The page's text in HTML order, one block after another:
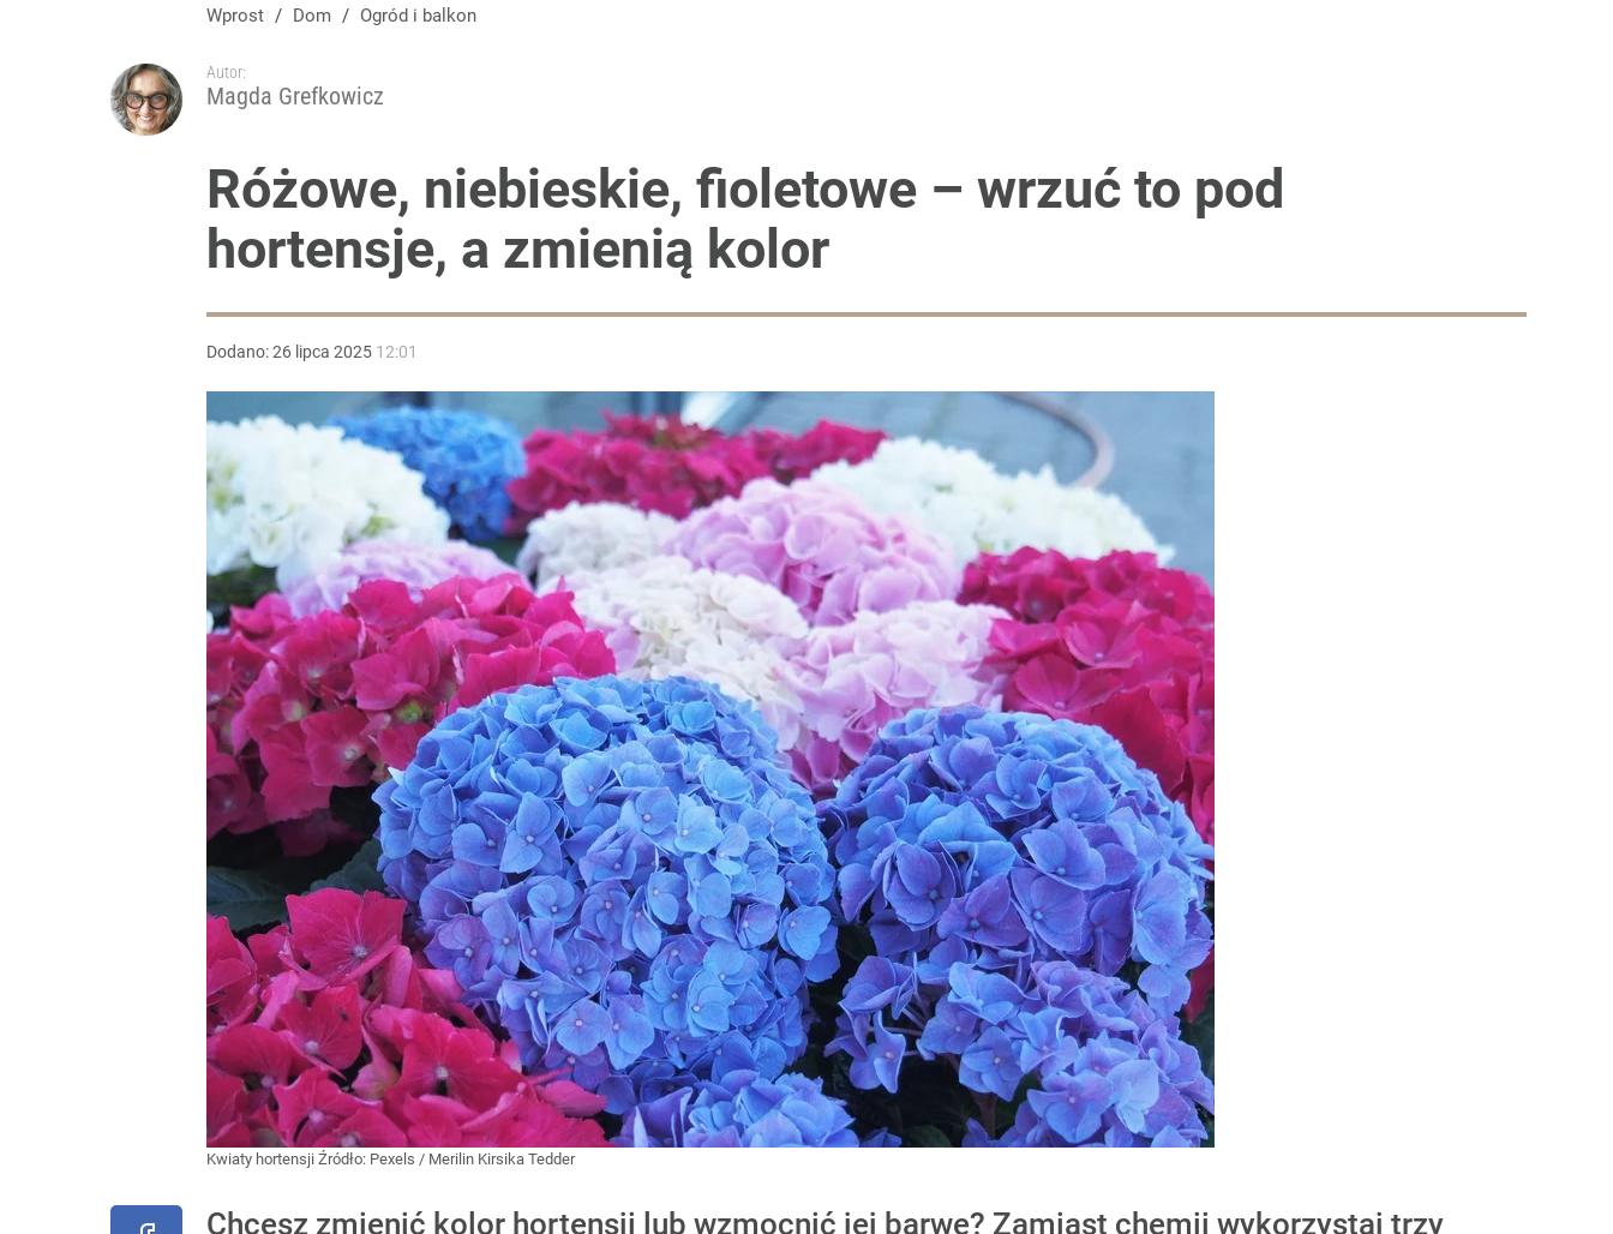
Wprost / Dom / Ogród i balkon
Autor:
Magda Grefkowicz
Różowe, niebieskie, fioletowe – wrzuć to pod
hortensje, a zmienią kolor
Dodano:26 lipca 2025 12:01
Kwiaty hortensji Źródło: Pexels / Merilin Kirsika Tedder
Chcesz zmienić kolor hortensji lub wzmocnić jej barwę? Zamiast chemii wykorzystaj trzy